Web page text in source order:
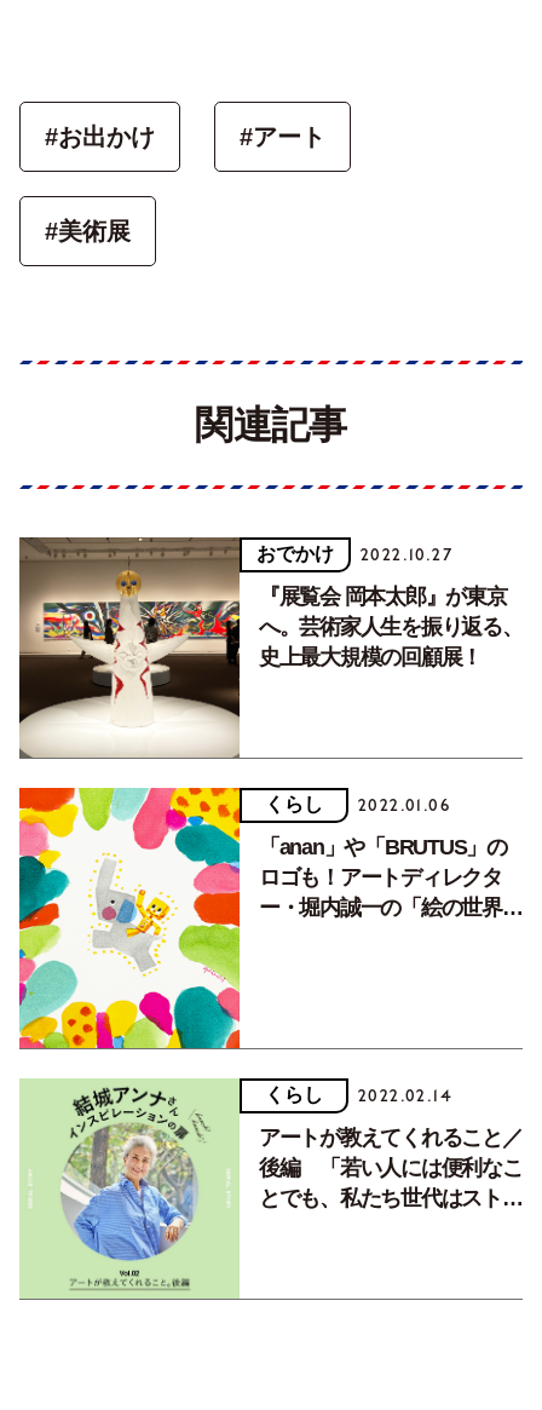
#お出かけ #アート
#美術展
関連記事
おでかけ 2022.10.27
『展覧会 岡本太郎』が東京
へ。芸術家人生を振り返る、
史上最大規模の回顧展！
くらし 2022.01.06
「anan」や「BRUTUS」の
ロゴも！アートディレクタ
ー・堀内誠一の「絵の世界」
くらし 2022.02.14
アートが教えてくれること／
後編 「若い人には便利なこ
とでも、私たち世代はストレ